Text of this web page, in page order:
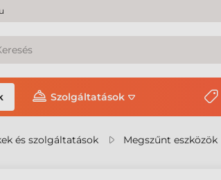
Szolgáltatások
és szolgáltatások Megszűnt eszközök